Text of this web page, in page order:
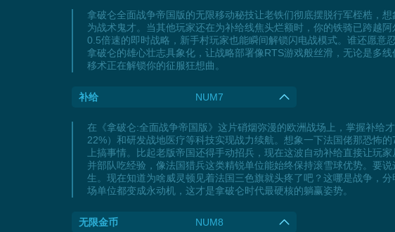
拿破仑全面战争帝国版的无限移动秘技让老铁们彻底摆脱行军桎梏，
为战术鬼才。当其他玩家还在为补给线焦头烂额时，你的铁骑已跨越
0.5倍速的即时战略，新手村玩家也能瞬间解锁闪电战模式。谁还愿
拿破仑的雄心壮志具象化，让战略部署像RTS游戏般丝滑，无论是多
移术正在解锁你的征服狂想曲。
补给 NUM7
在《拿破仑:全面战争帝国版》这片硝烟弥漫的欧洲战场上，掌握补给
22%）和研发战地医疗等科技实现战力续航。想象一下法国佬那恐怖
上搞事情。比起老版帝国还得手动招兵，现在这波自动补给直接让玩
并部队吃经验，像法国猎兵这类精锐单位能始终保持滚雪球优势。要
生。现在知道为啥威灵顿见着法国三色旗就头疼了吧？这哪是战争，
场单位都变成永动机，这才是拿破仑时代最硬核的躺赢姿势。
无限金币 NUM8